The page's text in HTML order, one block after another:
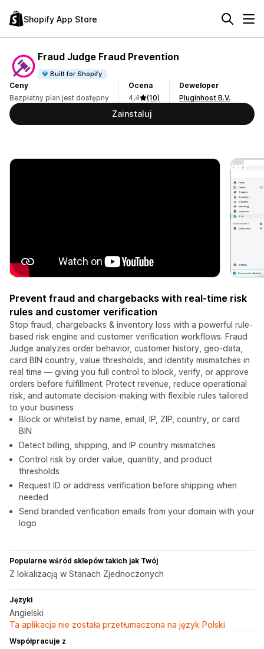
Shopify App Store
Fraud Judge Fraud Prevention
Built for Shopify
Ceny
Bezpłatny plan jest dostępny
Ocena
4,4
(10)
Deweloper
Pluginhost B.V.
Zainstaluj
Prevent fraud and chargebacks with real-time risk
rules and customer verification
Stop fraud, chargebacks & inventory loss with a powerful rule-
based risk engine and customer verification workflows. Fraud
Judge analyzes order behavior, customer history, geo-data,
card BIN country, value thresholds, and identity mismatches in
real time — giving you full control to block, verify, or approve
orders before fulfillment. Protect revenue, reduce operational
risk, and automate decision-making with flexible rules tailored
to your business
Block or whitelist by name, email, IP, ZIP, country, or card
BIN
Detect billing, shipping, and IP country mismatches
Control risk by order value, quantity, and product
thresholds
Request ID or address verification before shipping when
needed
Send branded verification emails from your domain with your
logo
Popularne wśród sklepów takich jak Twój
Z lokalizacją w Stanach Zjednoczonych
Języki
Angielski
Ta aplikacja nie została przetłumaczona na język Polski
Współpracuje z